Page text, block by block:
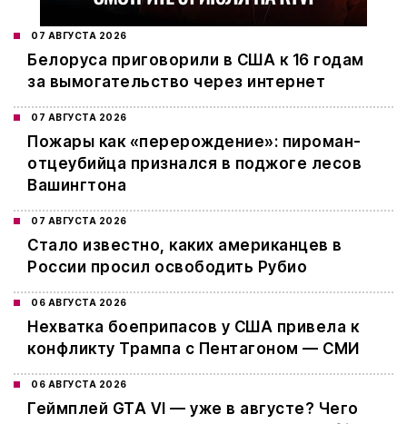
07 АВГУСТА 2026
Белоруса приговорили в США к 16 годам
за вымогательство через интернет
07 АВГУСТА 2026
Пожары как «перерождение»: пироман-
отцеубийца признался в поджоге лесов
Вашингтона
07 АВГУСТА 2026
Стало известно, каких американцев в
России просил освободить Рубио
06 АВГУСТА 2026
Нехватка боеприпасов у США привела к
конфликту Трампа с Пентагоном — СМИ
06 АВГУСТА 2026
Геймплей GTA VI — уже в августе? Чего